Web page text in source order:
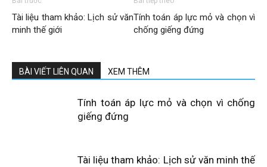
Tài liệu tham khảo: Lịch sử văn
minh thế giới
Tính toán áp lực mỏ và chọn vì
chống giếng đứng
BÀI VIẾT LIÊN QUAN XEM THÊM
Tính toán áp lực mỏ và chọn vì chống
giếng đứng
Tài liệu tham khảo: Lịch sử văn minh thế